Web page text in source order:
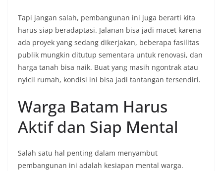
Tapi jangan salah, pembangunan ini juga berarti kita
harus siap beradaptasi. Jalanan bisa jadi macet karena
ada proyek yang sedang dikerjakan, beberapa fasilitas
publik mungkin ditutup sementara untuk renovasi, dan
harga tanah bisa naik. Buat yang masih ngontrak atau
nyicil rumah, kondisi ini bisa jadi tantangan tersendiri.
Warga Batam Harus
Aktif dan Siap Mental
Salah satu hal penting dalam menyambut
pembangunan ini adalah kesiapan mental warga.